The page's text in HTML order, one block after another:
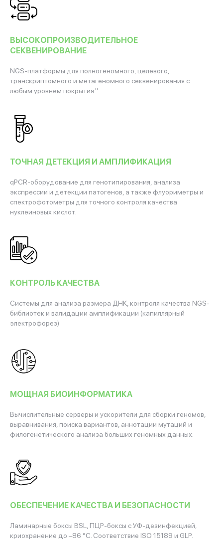
ВЫСОКОПРОИЗВОДИТЕЛЬНОЕ
СЕКВЕНИРОВАНИЕ
NGS-платформы для полногеномного, целевого,
транскриптомного и метагеномного секвенирования с
любым уровнем покрытия."
ТОЧНАЯ ДЕТЕКЦИЯ И АМПЛИФИКАЦИЯ
qPCR-оборудование для генотипирования, анализа
экспрессии и детекции патогенов, а также флуориметры и
спектрофотометры для точного контроля качества
нуклеиновых кислот.
КОНТРОЛЬ КАЧЕСТВА
Системы для анализа размера ДНК, контроля качества NGS-
библиотек и валидации амплификации (капиллярный
электрофорез)
МОЩНАЯ БИОИНФОРМАТИКА
Вычислительные серверы и ускорители для сборки геномов,
выравнивания, поиска вариантов, аннотации мутаций и
филогенетического анализа больших геномных данных.
ОБЕСПЕЧЕНИЕ КАЧЕСТВА И БЕЗОПАСНОСТИ
Ламинарные боксы BSL, ПЦР-боксы с УФ-дезинфекцией,
криохранение до –86 °C. Соответствие ISO 15189 и GLP.